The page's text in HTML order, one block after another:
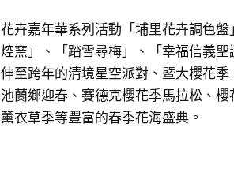
花卉嘉年華系列活動「埔里花卉調色
焢窯」、「踏雪尋梅」、「幸福信義
伸至跨年的清境星空派對、暨大櫻花
池蘭鄉迎春、賽德克櫻花季馬拉松、
薰衣草季等豐富的春季花海盛典。